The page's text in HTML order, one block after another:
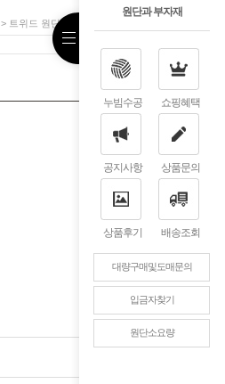
원단과 부자재
누빔수공 쇼핑혜택
공지사항 상품문의
상품후기 배송조회
대량구매및도매문의
입금자찾기
원단소요량
> 트위드 원단 대폭 체크 4color 2228938